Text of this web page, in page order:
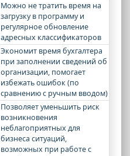
Можно не тратить время на
загрузку в программу и
регулярное обновление
адресных классификаторов
Экономит время бухгалтера
при заполнении сведений об
организации, помогает
избежать ошибок (по
сравнению с ручным вводом)
Позволяет уменьшить риск
возникновения
неблагоприятных для
бизнеса ситуаций,
возможных при работе с